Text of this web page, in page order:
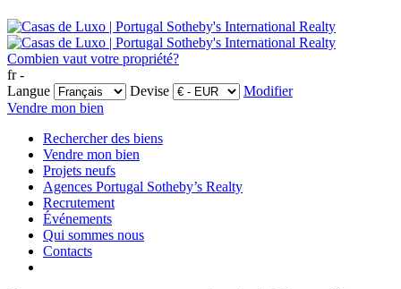
Combien vaut votre propriété?
fr -
Langue
Devise
Modifier
Vendre mon bien
Rechercher des biens
Vendre mon bien
Projets neufs
Agences Portugal Sotheby’s Realty
Recrutement
Événements
Qui sommes nous
Contacts